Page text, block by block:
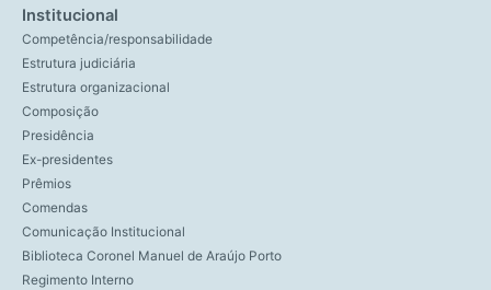
Institucional
Competência/responsabilidade
Estrutura judiciária
Estrutura organizacional
Composição
Presidência
Ex-presidentes
Prêmios
Comendas
Comunicação Institucional
Biblioteca Coronel Manuel de Araújo Porto
Regimento Interno